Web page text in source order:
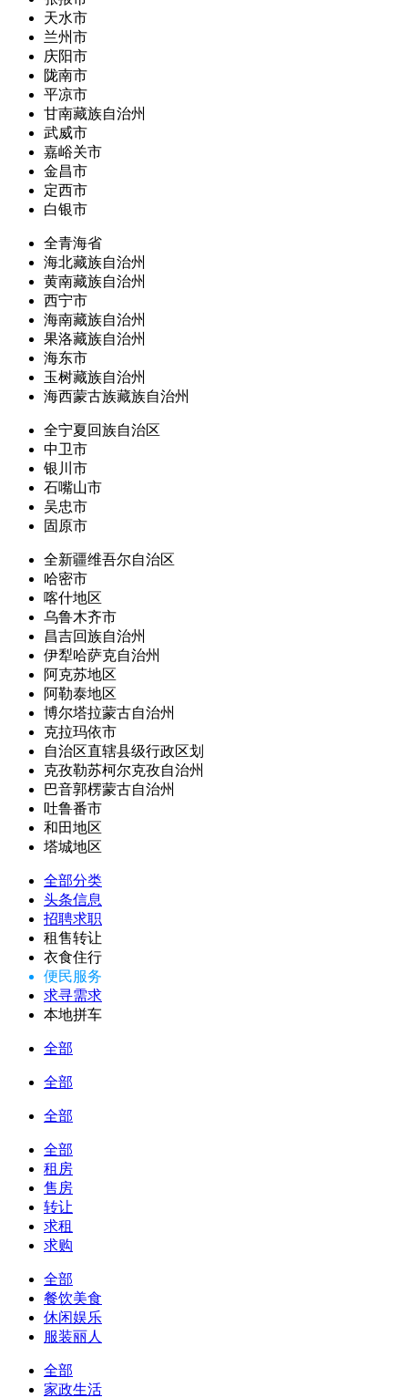
天水市
兰州市
庆阳市
陇南市
平凉市
甘南藏族自治州
武威市
嘉峪关市
金昌市
定西市
白银市
全青海省
海北藏族自治州
黄南藏族自治州
西宁市
海南藏族自治州
果洛藏族自治州
海东市
玉树藏族自治州
海西蒙古族藏族自治州
全宁夏回族自治区
中卫市
银川市
石嘴山市
吴忠市
固原市
全新疆维吾尔自治区
哈密市
喀什地区
乌鲁木齐市
昌吉回族自治州
伊犁哈萨克自治州
阿克苏地区
阿勒泰地区
博尔塔拉蒙古自治州
克拉玛依市
自治区直辖县级行政区划
克孜勒苏柯尔克孜自治州
巴音郭楞蒙古自治州
吐鲁番市
和田地区
塔城地区
全部分类
头条信息
招聘求职
租售转让
衣食住行
便民服务
求寻需求
本地拼车
全部
全部
全部
全部
租房
售房
转让
求租
求购
全部
餐饮美食
休闲娱乐
服装丽人
全部
家政生活